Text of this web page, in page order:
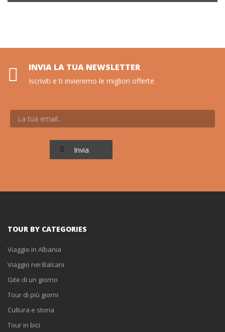
INVIA LA TUA NEWSLETTER
Iscriviti e ti invieremo le migliori offerte.
TOUR BY CATEGORIES
Viaggio in Albania
Viaggio nei Balcani
Gite di un giorno
Tour di più giorni
Cultura e storia
Tour in bici